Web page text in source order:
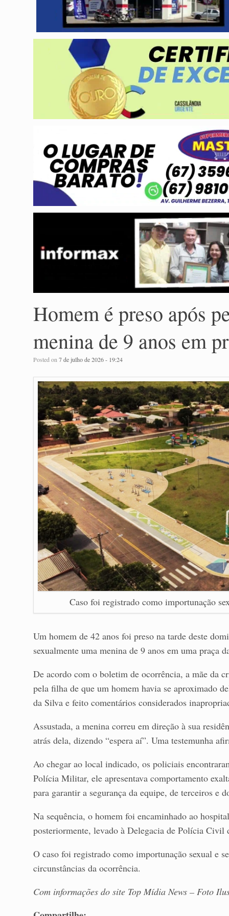
Homem é preso após
menina de 9 anos em
Posted on7 de julho de 2026 - 19:24
Caso foi registrado como importunação
Um homem de 42 anos foi preso na tarde deste
sexualmente uma menina de 9 anos em uma praça
De acordo com o boletim de ocorrência, a mãe da
pela filha de que um homem havia se aproximado
da Silva e feito comentários considerados
Assustada, a menina correu em direção à sua
atrás dela, dizendo “espera aí”. Uma testemunha
Ao chegar ao local indicado, os policiais
Polícia Militar, ele apresentava comportamento
para garantir a segurança da equipe, de terceiros e
Na sequência, o homem foi encaminhado ao
posteriormente, levado à Delegacia de Polícia
O caso foi registrado como importunação sexual e
circunstâncias da ocorrência.
Com informações do site Top Mídia News – Foto